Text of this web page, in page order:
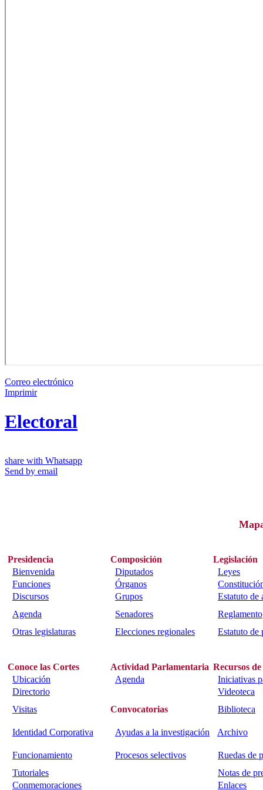
Correo electrónico
Imprimir
Electoral
share with Whatsapp
Send by email
Presidencia Composición
Legislación
Bienvenida
Diputados
Leyes
Funciones
Órganos
Discursos
Grupos
Estatuto de
Agenda
Senadores
Reglamento
Otras legislaturas
Elecciones regionales Estatuto de
Conoce las Cortes Actividad Parlamentaria Recursos
Ubicación
Agenda
Iniciativas
Directorio
Videoteca
Visitas
Convocatorias Biblioteca
Identidad Corporativa Ayudas a la investigación Archivo
Funcionamiento Procesos selectivos
Ruedas de
Tutoriales
Notas de
Conmemoraciones
Enlaces